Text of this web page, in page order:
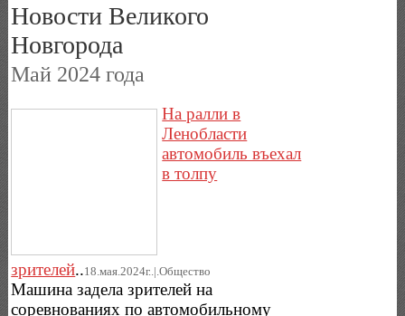
Новости Великого
Новгорода
Май 2024 года
На ралли в
Ленобласти
автомобиль въехал
в толпу
зрителей..18.мая.2024г..|.Общество
Машина задела зрителей на
соревнованиях по автомобильному